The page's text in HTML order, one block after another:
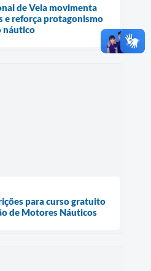
de Vela movimenta
e reforça protagonismo
náutico
para curso gratuito
de Motores Náuticos